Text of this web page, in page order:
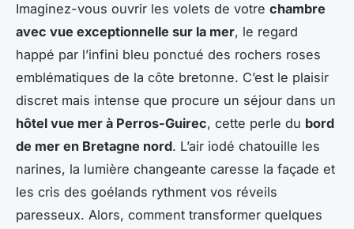
Imaginez-vous ouvrir les volets de votre chambre
avec vue exceptionnelle sur la mer, le regard
happé par l’infini bleu ponctué des rochers roses
emblématiques de la côte bretonne. C’est le plaisir
discret mais intense que procure un séjour dans un
hôtel vue mer à Perros-Guirec, cette perle du bord
de mer en Bretagne nord. L’air iodé chatouille les
narines, la lumière changeante caresse la façade et
les cris des goélands rythment vos réveils
paresseux. Alors, comment transformer quelques